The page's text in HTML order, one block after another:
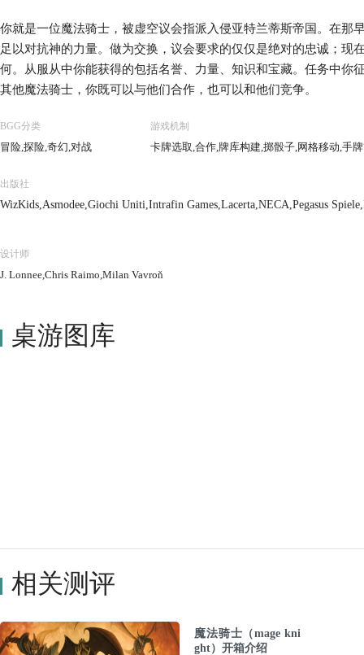
你就是一位魔法骑士，被虚空议会指派入侵亚特兰蒂斯帝国。在那
足以对抗神的力量。做为交换，议会要求的仅仅是绝对的忠诚；现
何。从服从中你能获得的包括名誉、力量、知识和宝藏。任务中你
其他魔法骑士，你既可以与他们合作，也可以和他们竞争。
BGG分类
冒险,探险,奇幻,对战
游戏机制
卡牌选取,合作,牌库构建,掷骰子,网格移动,手
出版社
WizKids,Asmodee,Giochi Uniti,Intrafin Games,Lacerta,NECA,Pegasus
设计师
J. Lonnee,Chris Raimo,Milan Vavroň
桌游图库
相关测评
魔法骑士（mage kni
ght）开箱介绍